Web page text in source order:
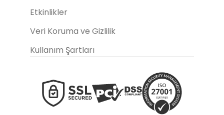
Etkinlikler
Veri Koruma ve Gizlilik
Kullanım Şartları